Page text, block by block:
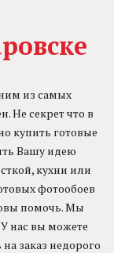
из самых
Не секрет что в
купить готовые
Вашу идею
кухни или
фотообоев
помочь. Мы
нас вы можете
заказ недорого